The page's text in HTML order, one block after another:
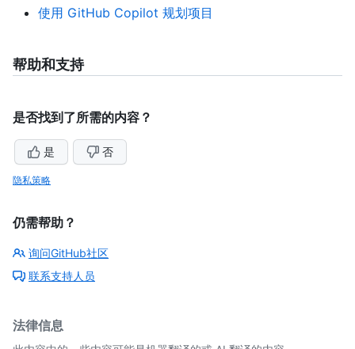
使用 GitHub Copilot 规划项目
帮助和支持
是否找到了所需的内容？
是 否
隐私策略
仍需帮助？
询问GitHub社区
联系支持人员
法律信息